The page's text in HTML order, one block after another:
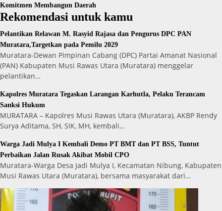
Komitmen Membangun Daerah
Rekomendasi untuk kamu
Pelantikan Relawan M. Rasyid Rajasa dan Pengurus DPC PAN
Muratara,Targetkan pada Pemilu 2029
Muratara-Dewan Pimpinan Cabang (DPC) Partai Amanat Nasional
(PAN) Kabupaten Musi Rawas Utara (Muratara) menggelar
pelantikan…
Kapolres Muratara Tegaskan Larangan Karhutla, Pelaku Terancam
Sanksi Hukum
MURATARA – Kapolres Musi Rawas Utara (Muratara), AKBP Rendy
Surya Aditama, SH, SIK, MH, kembali…
Warga Jadi Mulya I Kembali Demo PT BMT dan PT BSS, Tuntut
Perbaikan Jalan Rusak Akibat Mobil CPO
Muratara-Warga Desa Jadi Mulya I, Kecamatan Nibung, Kabupaten
Musi Rawas Utara (Muratara), bersama masyarakat dari…